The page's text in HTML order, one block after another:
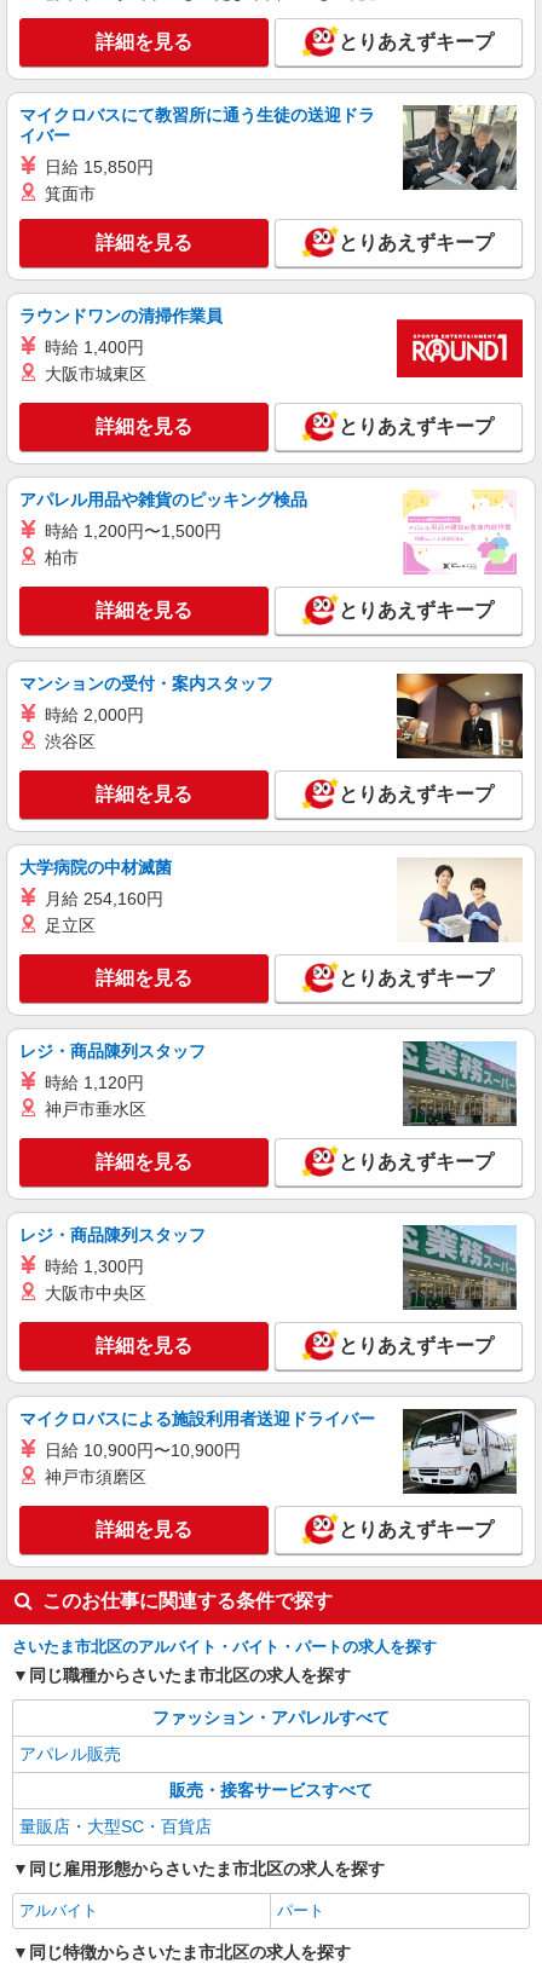
日100円アップ ※試用期間（3ヶ月間）：同額
埼玉県さいたま市北区宮原町1丁目854-1 ステ
ラタウン
詳細を見る
アルバイト
とんかつ 坂井精肉店
ホールスタッフ・キッチンスタッフ
［アルバイト・パート］時給1,240円（研修40
時間：時給1,190円） ※高校生：時給1,160円（研
修40時間：時給1,141円）
埼玉県さいたま市北区宮原町1丁目854-1 ステ
キープ 詳細を見る
タイムステーションネオ
時計販売スタッフ
［正社員］ 大卒：月給215,000円〜 短大・専
門卒：月給210,000円〜 高卒：月給205,000円〜
(一律地域手当含む)
〒331-0812 埼玉県さいたま市北区宮原町1丁
目854-1 ステラタウン
キープ 詳細を見る
アルバイト パート
いつ和
一般着物販売員・振袖販売員
［アルバイト・パート］時給1,250円〜 ※試用
期間（3ヶ月間）：時給1,150円 ※経験などを考慮
の上、社員への登用もあり
埼玉県さいたま市北区宮原町1丁目854-1 ステ
ラタウン
詳細を見る
パート
レプシィム
販売スタッフ
埼玉県さいたま市北区宮原町1丁目854-1 ステ
キープ 詳細を見る
アルバイト パート
ゲンキ・キッズ
［アルバイト・パート］時給1,145円〜1,200円
早番、中番、遅番すべてに対応し、フルタイム勤
務できる方のみ時給1,200円 土日祝日は＋300円／
1日あたり ※規定時間あり ※試用期間（1ヶ月
間）：時給1,145円
埼玉県さいたま市北区宮原町1丁目854-1 ステ
ラタウン
キープ 詳細を見る
詳細を見る とりあえずキープ
マイクロバスにて教習所に通う生徒の送迎ドラ
イバー
日給 15,850円
箕面市
詳細を見る とりあえずキープ
ラウンドワンの清掃作業員
時給 1,400円
大阪市城東区
詳細を見る とりあえずキープ
アパレル用品や雑貨のピッキング検品
時給 1,200円〜1,500円
柏市
詳細を見る とりあえずキープ
マンションの受付・案内スタッフ
時給 2,000円
渋谷区
詳細を見る とりあえずキープ
大学病院の中材滅菌
月給 254,160円
足立区
詳細を見る とりあえずキープ
レジ・商品陳列スタッフ
時給 1,120円
神戸市垂水区
詳細を見る とりあえずキープ
レジ・商品陳列スタッフ
時給 1,300円
大阪市中央区
詳細を見る とりあえずキープ
マイクロバスによる施設利用者送迎ドライバー
日給 10,900円〜10,900円
神戸市須磨区
詳細を見る とりあえずキープ
このお仕事に関連する条件で探す
さいたま市北区のアルバイト・バイト・パートの求人を探す
同じ職種からさいたま市北区の求人を探す
ファッション・アパレルすべて
アパレル販売
販売・接客サービスすべて
量販店・大型SC・百貨店
同じ雇用形態からさいたま市北区の求人を探す
アルバイト パート
同じ特徴からさいたま市北区の求人を探す